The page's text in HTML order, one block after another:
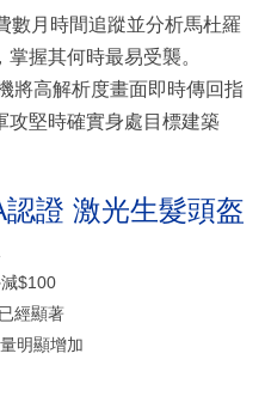
數月時間追蹤並分析馬杜羅
握其何時最易受襲。
將高解析度畫面即時傳回指
攻堅時確實身處目標建築
證 激光生髮頭盔
$100
經顯著
明顯增加